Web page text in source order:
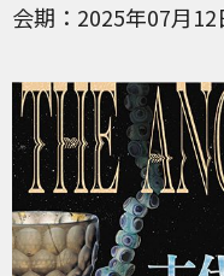
会期
2025年07月